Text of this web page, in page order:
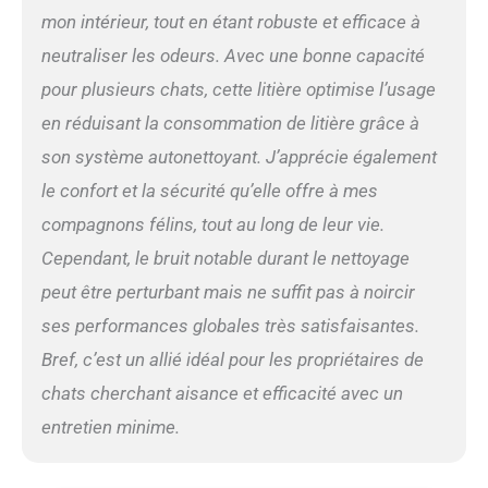
bac à déchets de 13 L suffit
pour un chat jusqu’à 15
jours, rendant le nettoyage
quotidien inutile. Elle
fonctionne avec toutes les
litières agglomérantes du
commerce. 🔇【Litière
automatique chat ultra-
silencieuse】Conçue
spécialement pour un
intérieur calme, cette litière
fonctionne à seulement ≤35
dB – plus silencieuse qu’une
un environnement sans
perturbation et sans stress
mon intérieur, tout en étant robuste et efficace à
neutraliser les odeurs. Avec une bonne capacité
pour plusieurs chats, cette litière optimise l’usage
en réduisant la consommation de litière grâce à
son système autonettoyant. J’apprécie également
le confort et la sécurité qu’elle offre à mes
compagnons félins, tout au long de leur vie.
Cependant, le bruit notable durant le nettoyage
peut être perturbant mais ne suffit pas à noircir
ses performances globales très satisfaisantes.
Bref, c’est un allié idéal pour les propriétaires de
chats cherchant aisance et efficacité avec un
entretien minime.